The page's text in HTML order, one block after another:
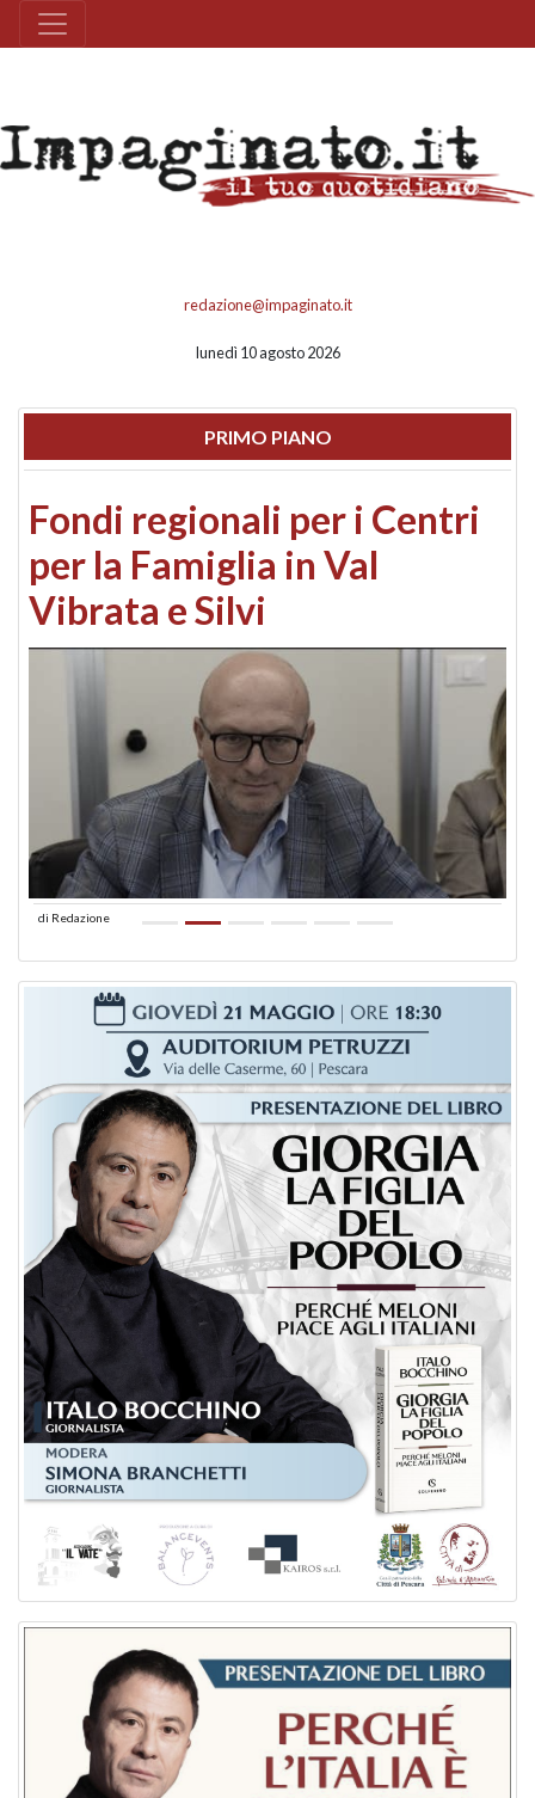
redazione@impaginato.it
lunedì 10 agosto 2026
PRIMO PIANO
Fondi regionali per i Centri
per la Famiglia in Val
Vibrata e Silvi
di Redazione